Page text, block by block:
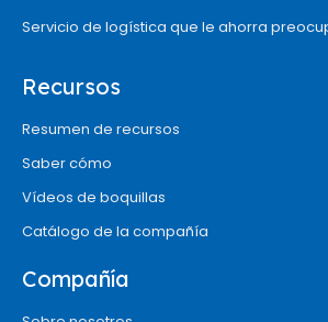
Servicio de logística que le ahorra
Recursos
Resumen de recursos
Saber cómo
Vídeos de boquillas
Catálogo de la compañía
Compañía